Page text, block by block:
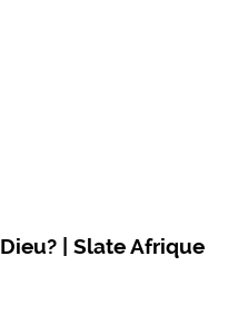
| Slate Afrique